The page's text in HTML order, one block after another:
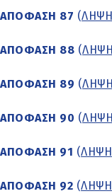
ΑΠΟΦΑΣΗ 87 (ΛΗΨΗ
ΑΠΟΦΑΣΗ 88 (ΛΗΨΗ
ΑΠΟΦΑΣΗ 89 (ΛΗΨΗ
ΑΠΟΦΑΣΗ 90 (ΛΗΨΗ
ΑΠΟΦΑΣΗ 91 (ΛΗΨΗ
ΑΠΟΦΑΣΗ 92 (ΛΗΨΗ